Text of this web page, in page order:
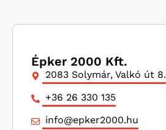
Épker 2000 Kft.
2083 Solymár, Valkó út 8.
+36 26 330 135
info@epker2000.hu